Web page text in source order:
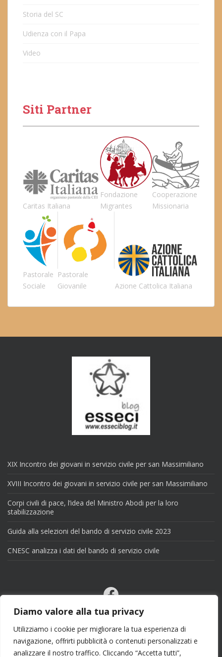
Diamo valore alla tua privacy
Utilizziamo i cookie per migliorare la tua esperienza di
navigazione, offrirti pubblicità o contenuti personalizzati e
analizzare il nostro traffico. Cliccando “Accetta tutti”,
Storia del SC
Udienza con il Papa
Video
Siti Partner
Caritas Italiana
Fondazione
Migrantes
Cooperazione
Missionaria
Pastorale
Sociale
Pastorale
Giovanile
Azione Cattolica Italiana
XIX Incontro dei giovani in servizio civile per san Massimiliano
XVIII Incontro dei giovani in servizio civile per san Massimiliano
Corpi civili di pace, l’idea del Ministro Abodi per la loro
stabilizzazione
Guida alla selezioni del bando di servizio civile 2023
CNESC analizza i dati del bando di servizio civile
Facebook
Email
X